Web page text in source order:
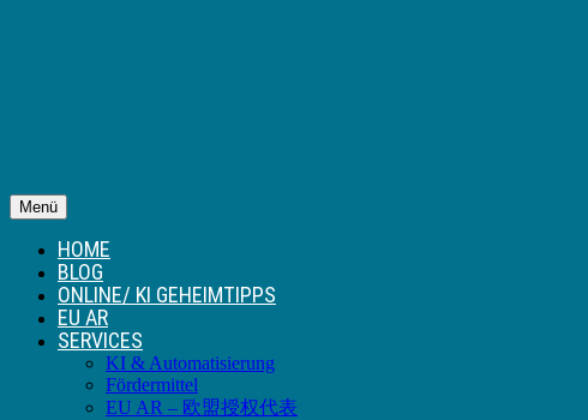
Menü
HOME
BLOG
ONLINE/ KI GEHEIMTIPPS
EU AR
SERVICES
KI & Automatisierung
Fördermittel
EU AR – 欧盟授权代表